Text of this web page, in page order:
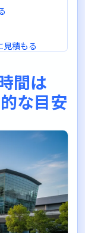
見積もる
混雑
画を
は目的に合
間は
な目安